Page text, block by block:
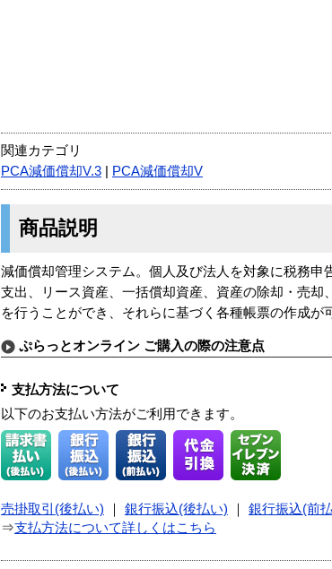
関連カテゴリ
PCA減価償却V.3
PCA減価償却V
商品説明
減価償却管理システム。個人及び法人を対象に税務
支出、リース資産、一括償却資産、資産の除却・売
を行うことができ、それらに基づく各種帳票の作成が
ぷらっとオンライン ご購入の際の注意点
支払方法について
以下のお支払い方法がご利用できます。
売掛取引(後払い) 銀行振込(後払い) 銀行振込(前
⇒支払方法について詳しくはこちら